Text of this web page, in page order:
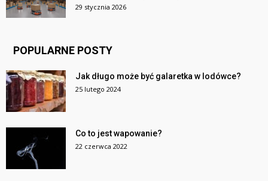
29 stycznia 2026
POPULARNE POSTY
Jak długo może być galaretka w lodówce?
25 lutego 2024
Co to jest wapowanie?
22 czerwca 2022